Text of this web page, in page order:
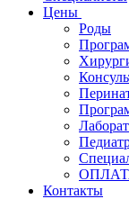
Цены
Роды
Контакты